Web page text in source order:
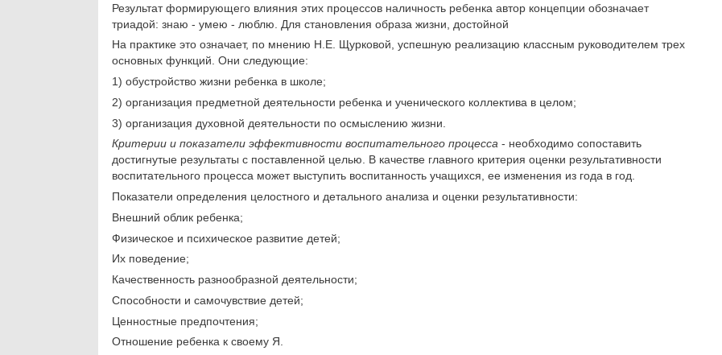
Результат формирующего влияния этих процессов налич­ность ребенка автор концепции обозначает
триадой: знаю - умею - люблю. Для становления образа жизни, достойной
На практике это означает, по мнению Н.Е. Щурковой, успешную реализацию классным руководителем трех
основных функций. Они следующие:
1) обустройство жизни ребенка в школе;
2) организация предметной деятельности ребенка и уче­нического коллектива в целом;
3) организация духовной деятельности по осмыслению жизни.
Критерии и показатели эффективности воспитательного процесса - необходимо сопоставить
достигнутые результаты с поставленной целью. В качестве главного критерия оценки результативности
воспитатель­ного процесса может выступить воспитанность учащихся, ее изменения из года в год.
Показатели определения целостного и детального анализа и оценки результативности:
Внешний облик ребенка;
Физическое и психическое развитие детей;
Их поведение;
Качественность разнообразной деятельности;
Способности и самочувствие детей;
Ценностные предпочтения;
Отношение ребенка к своему Я.